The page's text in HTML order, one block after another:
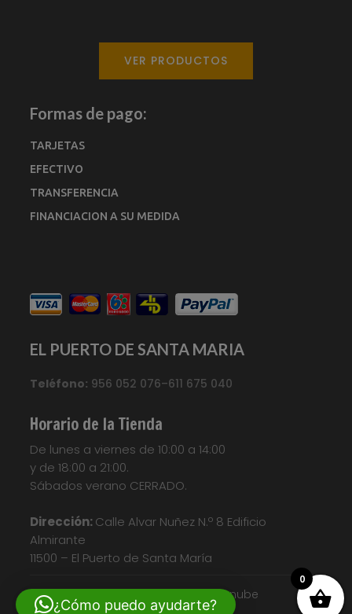
VER PRODUCTOS
Formas de pago:
TARJETAS
EFECTIVO
TRANSFERENCIA
FINANCIACION A SU MEDIDA
EL PUERTO DE SANTA MARIA
Teléfono: 956 052 076–611 675 040
Horario de la Tienda
De lunes a viernes de 10:00 a 14:00
y de 18:00 a 21:00.
Sábados verano CERRADO.
Dirección:Calle Alvar Nuñez N.º 8 Edificio
Almirante
11500 – El Puerto de Santa María
© Diseño web| Nosunelanube
0
¿Cómo puedo ayudarte?